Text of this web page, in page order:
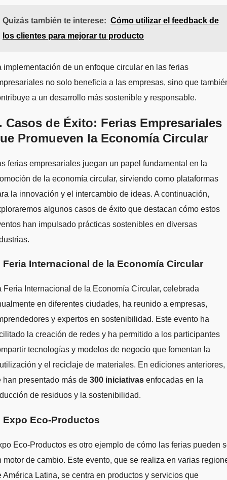
Quizás también te interese: Cómo utilizar el feedback de
los clientes para mejorar tu producto
implementación de un enfoque circular en las ferias
no solo beneficia a las empresas, sino que
a un desarrollo más sostenible y responsable.
Casos de Éxito: Ferias Empresariales
Promueven la Economía Circular
ferias empresariales juegan un papel fundamental en la
de la economía circular, sirviendo como plataformas
la innovación y el intercambio de ideas. A continuación,
algunos casos de éxito que destacan cómo estos
han impulsado prácticas sostenibles en diversas
Feria Internacional de la Economía Circular
Feria Internacional de la Economía Circular, celebrada
en diferentes ciudades, ha reunido a empresas,
y expertos en sostenibilidad. Este evento ha
la creación de redes y ha permitido a los participantes
tecnologías y modelos de negocio que fomentan la
y el reciclaje de materiales. En ediciones anteriores,
han presentado más de 300 iniciativas enfocadas en la
de residuos y la sostenibilidad.
Expo Eco-Productos
Eco-Productos es otro ejemplo de cómo las ferias pueden
motor de cambio. Este evento, que se realiza en varias
América Latina, se centra en productos y servicios que